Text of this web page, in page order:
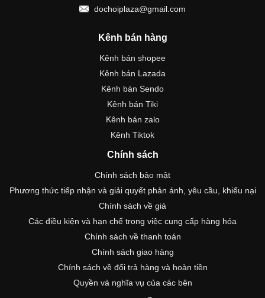
dochoiplaza@gmail.com
Kênh bán hàng
Kênh bán shopee
Kênh bán Lazada
Kênh bán Sendo
Kênh bán Tiki
Kênh bán zalo
Kênh Tiktok
Chính sách
Chính sách bảo mật
Phương thức tiếp nhận và giải quyết phản ánh, yêu cầu, khiếu nại
Chính sách về giá
Các điều kiện và hạn chế trong việc cung cấp hàng hóa
Chính sách về thanh toán
Chính sách giao hàng
Chính sách về đổi trả hàng và hoàn tiền
Quyền và nghĩa vụ của các bên